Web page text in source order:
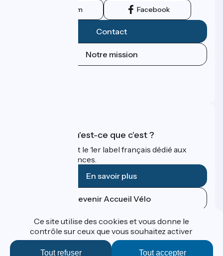
Instagram Facebook
Contact
Notre mission
Accueil Vélo qu'est-ce que c'est ?
Accueil Vélo c'est le 1er label français dédié aux
cyclistes en vacances.
En savoir plus
Devenir Accueil Vélo
Financé dans le cadre de Destination France
Ce site utilise des cookies et vous donne le
contrôle sur ceux que vous souhaitez activer
Tout accepter
Tout refuser